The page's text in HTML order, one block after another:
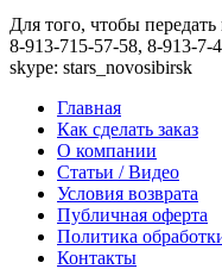
Для того, чтобы
8-913-715-57-58, 8-913-7-
skype: stars_novosibirsk
Главная
Как сделать заказ
О компании
Статьи / Видео
Условия возврата
Публичная оферта
Политика
Контакты